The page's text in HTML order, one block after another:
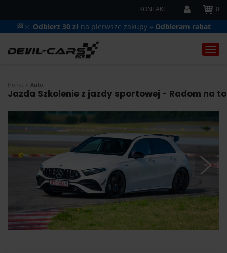
KONTAKT 0
🏁🔆 Odbierz 30 zł na pierwsze zakupy » Odbieram rabat
Home Auto
Jazda Szkolenie z jazdy sportowej - Radom na